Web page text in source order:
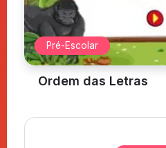
Pré-Escolar
Ordem das Letras